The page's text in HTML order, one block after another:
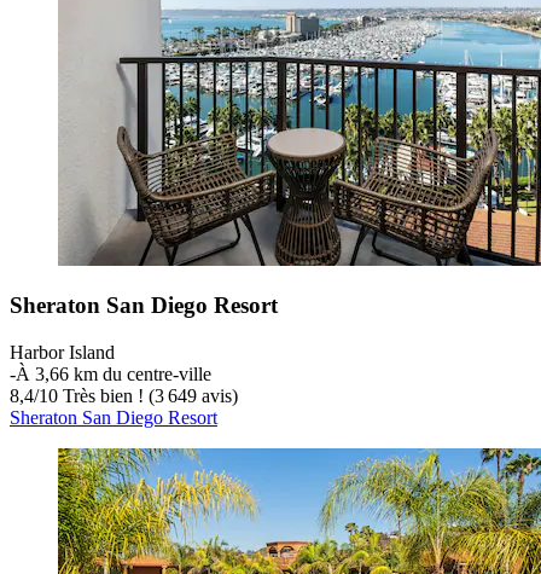
Sheraton San Diego Resort
Harbor Island
‐À 3,66 km du centre-ville
8,4/10 Très bien ! (3 649 avis)
Sheraton San Diego Resort